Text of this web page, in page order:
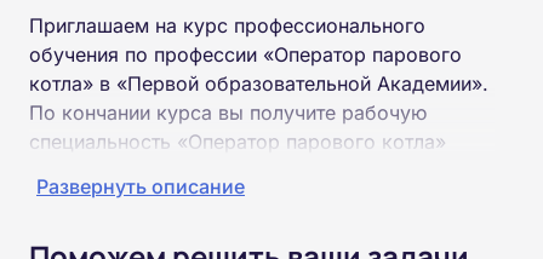
Приглашаем на курс профессионального
обучения по профессии «Оператор парового
котла» в «Первой образовательной Академии».
По кончании курса вы получите рабочую
специальность «Оператор парового котла»
Развернуть описание